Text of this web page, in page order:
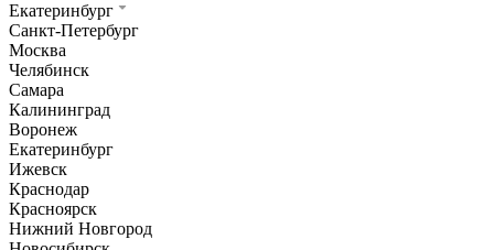
Екатеринбург
Санкт-Петербург
Москва
Челябинск
Самара
Калининград
Воронеж
Екатеринбург
Ижевск
Краснодар
Красноярск
Нижний Новгород